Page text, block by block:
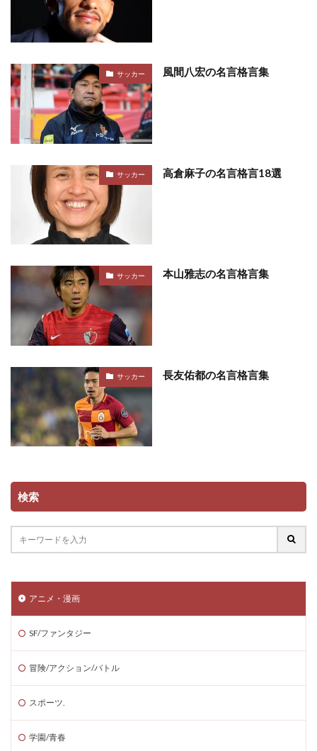
サッカー 風間八宏の名言格言集
サッカー 高倉麻子の名言格言18選
サッカー 本山雅志の名言格言集
サッカー 長友佑都の名言格言集
検索
アニメ・漫画
SF/ファンタジー
冒険/アクション/バトル
スポーツ.
学園/青春